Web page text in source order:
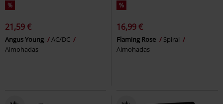
%
21,59 €
Angus Young
AC/DC
Almohadas
%
16,99 €
Flaming Rose
Spiral
Almohadas